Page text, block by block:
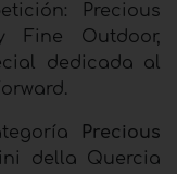
Precious
Fine Outdoor,
dedicada al
Precious
della Quercia